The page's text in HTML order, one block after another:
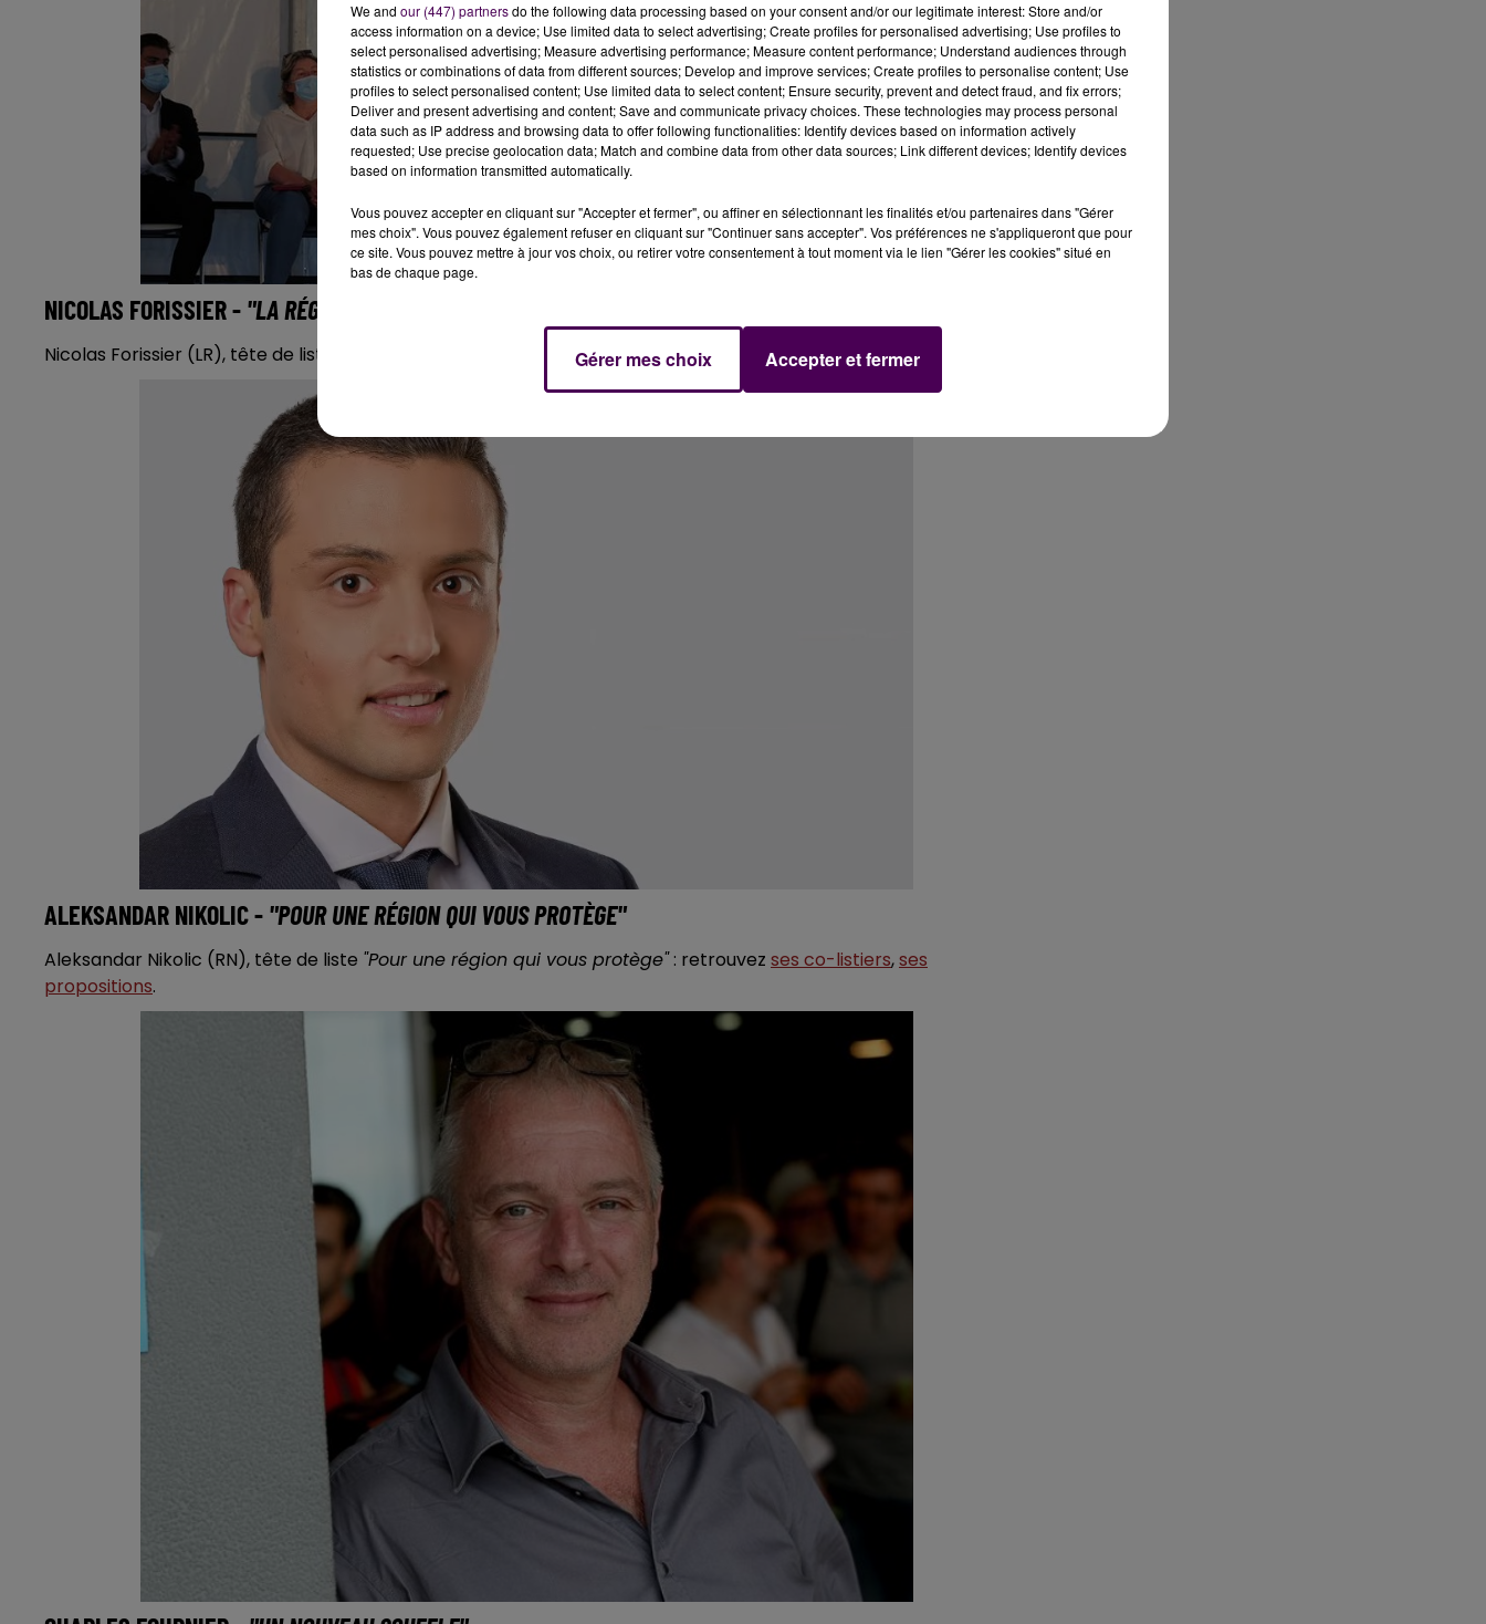
NICOLAS FORISSIER - "LA RÉGION AU COEUR"
Nicolas Forissier (LR), tête de liste : retrouvezses co-listiers ses propositions.
ALEKSANDAR NIKOLIC - "POUR UNE RÉGION QUI VOUS PROTÈGE"
Aleksandar Nikolic (RN), tête de liste "Pour une région qui vous protège": retrouvez ses co-listiers,ses
propositions.
We and our (447) partnersdo the following data processing based on your consent and/or our legitimate interest: Store and/or
access information on a device; Use limited data to select advertising; Create profiles for personalised advertising; Use profiles to
select personalised advertising; Measure advertising performance; Measure content performance; Understand audiences through
statistics or combinations of data from different sources; Develop and improve services; Create profiles to personalise content; Use
profiles to select personalised content; Use limited data to select content; Ensure security, prevent and detect fraud, and fix errors;
Deliver and present advertising and content; Save and communicate privacy choices. These technologies may process personal
data such as IP address and browsing data to offer following functionalities: Identify devices based on information actively
requested; Use precise geolocation data; Match and combine data from other data sources; Link different devices; Identify devices
based on information transmitted automatically.
Vous pouvez accepter en cliquant sur "Accepter et fermer", ou affiner en sélectionnant les finalités et/ou partenaires dans "Gérer
mes choix". Vous pouvez également refuser en cliquant sur "Continuer sans accepter". Vos préférences ne s'appliqueront que pour
ce site. Vous pouvez mettre à jour vos choix, ou retirer votre consentement à tout moment via le lien "Gérer les cookies" situé en
bas de chaque page.
Gérer mes choix Accepter et fermer